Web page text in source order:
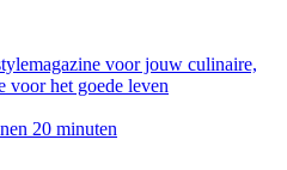
voor jouw culinaire,
voor het goede leven
20 minuten